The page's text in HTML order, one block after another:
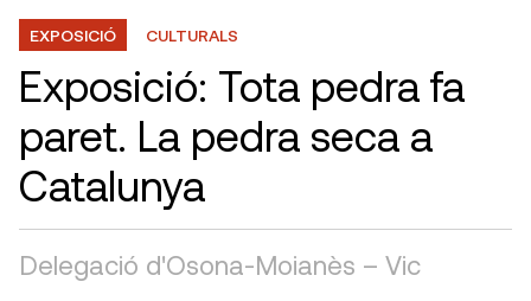
EXPOSICIÓ CULTURALS
Exposició: Tota pedra fa
paret. La pedra seca a
Catalunya
Delegació d'Osona-Moianès – Vic